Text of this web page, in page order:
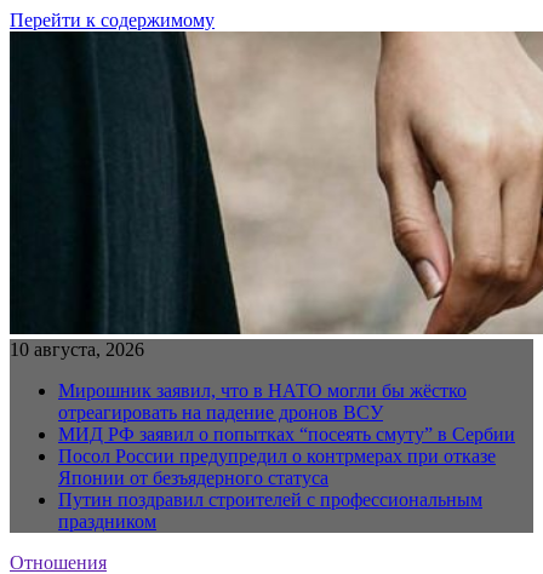
Перейти к содержимому
10 августа, 2026
Мирошник заявил, что в НАТО могли бы жёстко
отреагировать на падение дронов ВСУ
МИД РФ заявил о попытках “посеять смуту” в Сербии
Посол России предупредил о контрмерах при отказе
Японии от безъядерного статуса
Путин поздравил строителей с профессиональным
праздником
Отношения